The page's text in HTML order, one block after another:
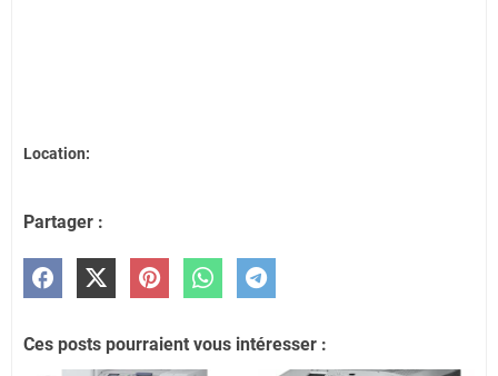
Location:
Partager :
Ces posts pourraient vous intéresser :